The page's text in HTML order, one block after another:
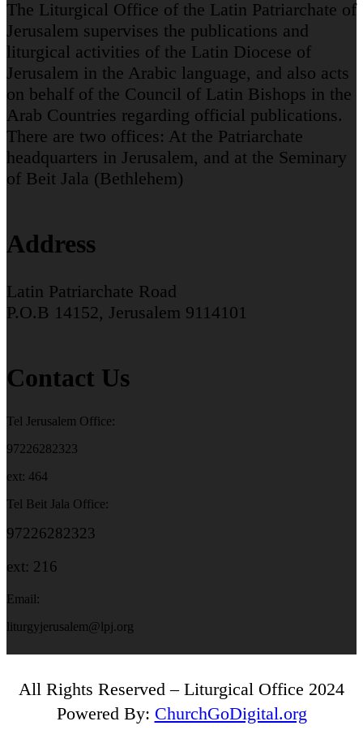
The Liturgical Office of the Latin Patriarchate of
Jerusalem supervises the publications and
liturgical activities of the Latin Diocese of
Jerusalem in the Arabic language, and also acts
on behalf of the Council of Latin Bishops in the
Arab Countries regarding official publications.
There are two offices: At the Patriarchate
headquarters in Jerusalem, and at the Seminary
of Beit Jala (Bethlehem)
Address
Latin Patriarchate Road
P.O.B 14152, Jerusalem 9114101
Contact Us
Tel Jerusalem Office:
97226282323
ext: 464
Tel Beit Jala Office:
97226282323
ext: 216
Email:
liturgyjerusalem@lpj.org
All Rights Reserved – Liturgical Office 2024
Powered By: ChurchGoDigital.org